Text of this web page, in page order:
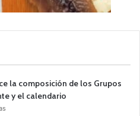
la composición de los Grupos
y el calendario